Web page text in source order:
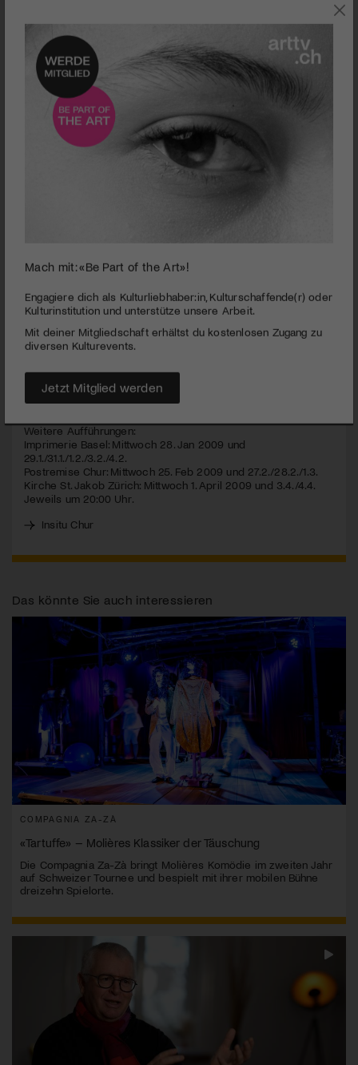
minutes,
13
seconds
PUBLIZIERT AM 28. JANUAR 2009
Ödipus muss sich auf Kolonos das Recht zum Sterben
erkämpfen, eine multimediale Inszenierung von Wolfram Frank
MEHR
Weitere Aufführungen:
Imprimerie Basel: Mittwoch 28. Jan 2009 und
29.1./31.1./1.2./3.2./4.2.
Postremise Chur: Mittwoch 25. Feb 2009 und 27.2./28.2./1.3.
Kirche St. Jakob Zürich: Mittwoch 1. April 2009 und 3.4./4.4.
Jeweils um 20:00 Uhr.
Insitu Chur
Das könnte Sie auch interessieren
COMPAGNIA ZA-ZÀ
«Tartuffe» – Molières Klassiker der Täuschung
Die Compagnia Za-Zà bringt Molières Komödie im zweiten Jahr
auf Schweizer Tournee und bespielt mit ihrer mobilen Bühne
dreizehn Spielorte.
Mach mit: «Be Part of the Art»!
Engagiere dich als Kulturliebhaber:in, Kulturschaffende(r) oder
Kulturinstitution und unterstütze unsere Arbeit.
Mit deiner Mitgliedschaft erhältst du kostenlosen Zugang zu
diversen Kulturevents.
Jetzt Mitglied werden